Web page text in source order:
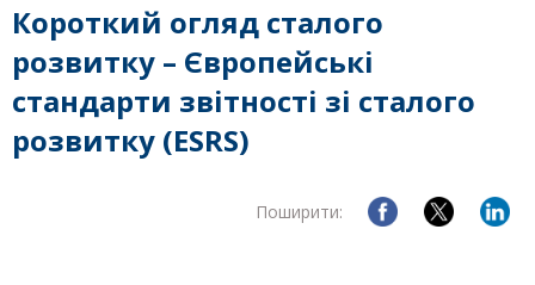
Короткий огляд сталого
розвитку – Європейські
стандарти звітності зі сталого
розвитку (ESRS)
Поширити: